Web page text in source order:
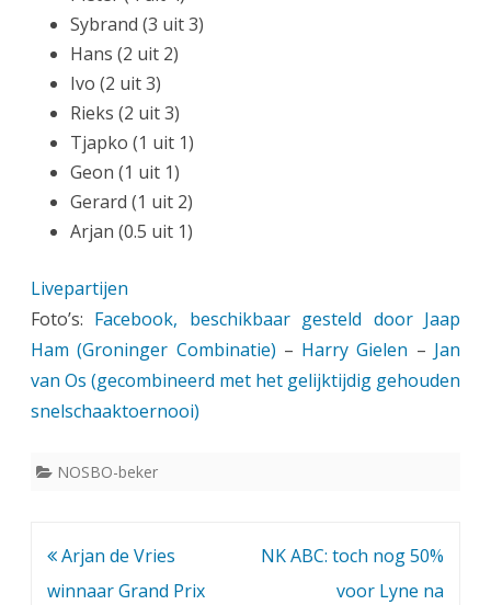
Sybrand (3 uit 3)
Hans (2 uit 2)
Ivo (2 uit 3)
Rieks (2 uit 3)
Tjapko (1 uit 1)
Geon (1 uit 1)
Gerard (1 uit 2)
Arjan (0.5 uit 1)
Livepartijen
Foto’s: Facebook, beschikbaar gesteld door Jaap
Ham (Groninger Combinatie) – Harry Gielen – Jan
van Os (gecombineerd met het gelijktijdig gehouden
snelschaaktoernooi)
NOSBO-beker
Bericht
navigatie
Arjan de Vries
winnaar Grand Prix
NK ABC: toch nog 50%
voor Lyne na